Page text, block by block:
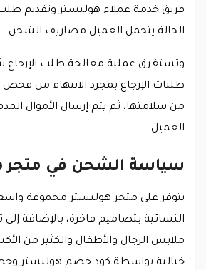
فريق خدمة عملاء هوليستر وتقديم طلب
الحالة يتحمل العميل مصاريف الشحن.
وتستغرق عملية معالجة طلب الإرجاع
طلبات الإرجاع بمجرد الانتهاء من فحص
من سلامتها، ثم يتم إرسال الأموال
العميل.
سياسة الشحن في متجر
يتوفر على متجر هوليستر مجموعة
النسائية بتصاميم فاخرة، بالإضافة
ملابس الرجال والأطفال والكثير من
خيالية بواسطة كود خصم هوليستر